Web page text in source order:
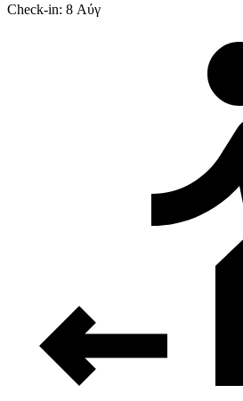
Check-in: 8 Αύγ